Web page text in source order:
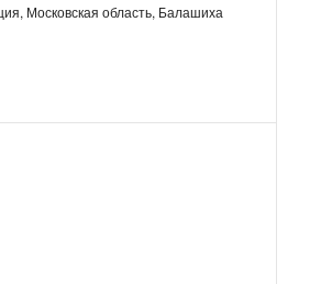
Московская область, Балашиха